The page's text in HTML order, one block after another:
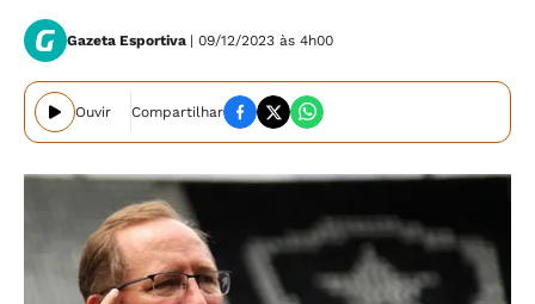
Gazeta Esportiva | 09/12/2023 às 4h00
Ouvir Compartilhar